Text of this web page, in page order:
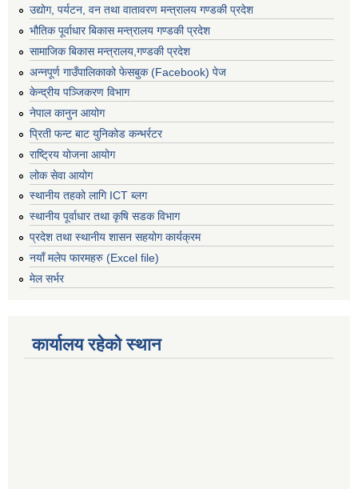
उद्योग, पर्यटन, वन तथा वातावरण मन्त्रालय गण्डकी प्रदेश
भौतिक पूर्वाधार बिकास मन्त्रालय गण्डकी प्रदेश
सामाजिक बिकास मन्त्रालय,गण्डकी प्रदेश
अन्नपूर्ण गाउँपालिकाको फेसबुक (Facebook) पेज
केन्द्रीय पञ्जिकरण विभाग
नेपाल कानुन आयोग
प्रिती फन्ट बाट युनिकोड कन्भर्रटर
राष्ट्रिय योजना आयोग
लोक सेवा आयोग
स्थानीय तहको लागि ICT ब्लग
स्थानीय पूर्वाधार तथा कृषि सडक विभाग
प्रदेश तथा स्थानीय शासन सहयोग कार्यक्रम
नयाँ मलेप फारमहरु (Excel file)
मेल सर्भर
कार्यालय रहेको स्थान